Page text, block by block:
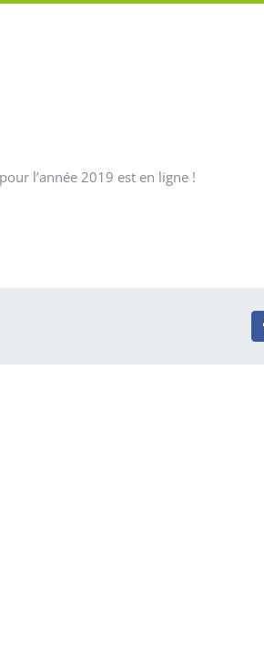
l’année 2019 est en ligne !